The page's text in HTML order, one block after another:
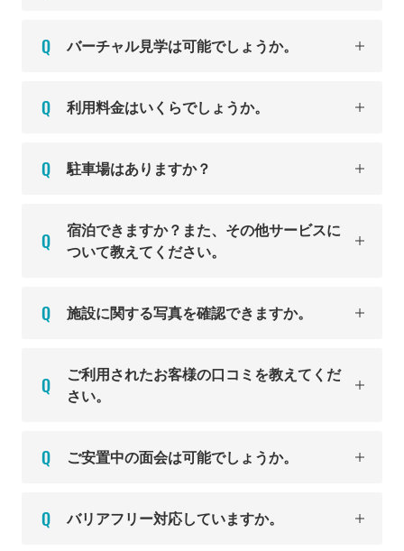
バーチャル見学は可能でしょうか。
利用料金はいくらでしょうか。
駐車場はありますか？
宿泊できますか？また、その他サービスに
ついて教えてください。
施設に関する写真を確認できますか。
ご利用されたお客様の口コミを教えてくだ
さい。
ご安置中の面会は可能でしょうか。
バリアフリー対応していますか。